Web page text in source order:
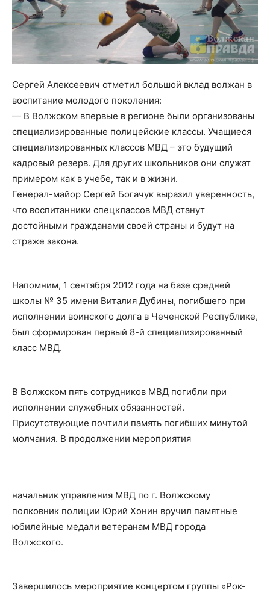
Сергей Алексеевич отметил большой вклад волжан в
воспитание молодого поколения:
— В Волжском впервые в регионе были организованы
специализированные полицейские классы. Учащиеся
специализированных классов МВД – это будущий
кадровый резерв. Для других школьников они служат
примером как в учебе, так и в жизни.
Генерал-майор Сергей Богачук выразил уверенность,
что воспитанники спецклассов МВД станут
достойными гражданами своей страны и будут на
страже закона.
Напомним, 1 сентября 2012 года на базе средней
школы № 35 имени Виталия Дубины, погибшего при
исполнении воинского долга в Чеченской Республике,
был сформирован первый 8-й специализированный
класс МВД.
В Волжском пять сотрудников МВД погибли при
исполнении служебных обязанностей.
Присутствующие почтили память погибших минутой
молчания. В продолжении мероприятия
начальник управления МВД по г. Волжскому
полковник полиции Юрий Хонин вручил памятные
юбилейные медали ветеранам МВД города
Волжского.
Завершилось мероприятие концертом группы «Рок-